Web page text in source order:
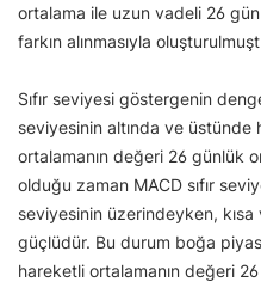
ortalama ile uzun vadeli 26
farkın alınmasıyla
Sıfır seviyesi göstergenin
seviyesinin altında ve üstünde
ortalamanın değeri 26 günlük
olduğu zaman MACD sıfır
seviyesinin üzerindeyken,
güçlüdür. Bu durum boğa
hareketli ortalamanın değeri